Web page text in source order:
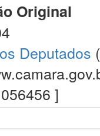
Original
Deputados
]